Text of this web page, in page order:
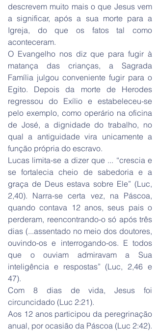
descrevem muito mais o que Jesus vem
a significar, após a sua morte para a
Igreja, do que os fatos tal como
aconteceram.
O Evangelho nos diz que para fugir à
matança das crianças, a Sagrada
Família julgou conveniente fugir para o
Egito. Depois da morte de Herodes
regressou do Exílio e estabeleceu-se
pelo exemplo, como operário na oficina
de José, a dignidade do trabalho, no
qual a antiguidade vira unicamente a
função própria do escravo.
Lucas limita-se a dizer que ... “crescia e
se fortalecia cheio de sabedoria e a
graça de Deus estava sobre Ele” (Luc,
2,40). Narra-se certa vez, na Páscoa,
quando contava 12 anos, seus pais o
perderam, reencontrando-o só após três
dias (...assentado no meio dos doutores,
ouvindo-os e interrogando-os. E todos
que o ouviam admiravam a Sua
inteligência e respostas” (Luc, 2,46 e
47).
Com 8 dias de vida, Jesus foi
circuncidado (Luc 2:21).
Aos 12 anos participou da peregrinação
anual, por ocasião da Páscoa (Luc 2:42).